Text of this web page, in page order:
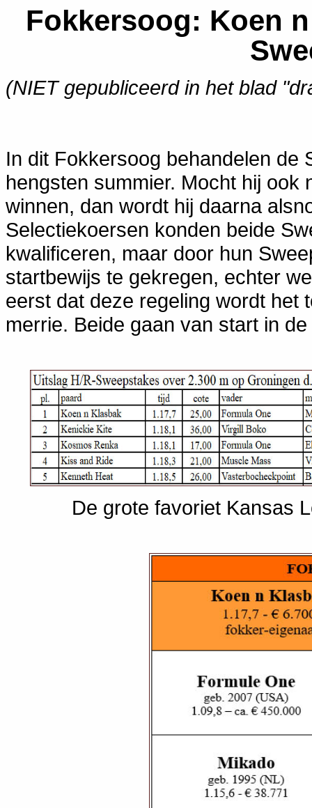
Fokkersoog: Koen
(NIET gepubliceerd in het blad
In dit Fokkersoog behandelen de
hengsten summier. Mocht hij
winnen, dan wordt hij daarna
Selectiekoersen konden beide
kwalificeren, maar door hun
startbewijs te gekregen, echter
eerst dat deze regeling wordt het
merrie. Beide gaan van start in
De grote favoriet Kansas